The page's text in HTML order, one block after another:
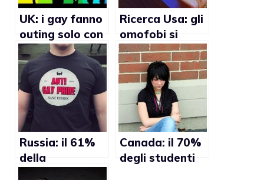
UK: i gay fanno
outing solo con
gli amici
Ricerca Usa: gli
omofobi si
eccitano
guardando
porno gay
Russia: il 61%
della
Canada: il 70%
degli studenti